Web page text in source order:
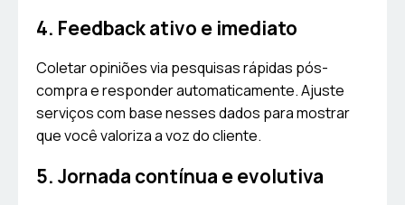
4. Feedback ativo e imediato
Coletar opiniões via pesquisas rápidas pós-
compra e responder automaticamente. Ajuste
serviços com base nesses dados para mostrar
que você valoriza a voz do cliente.
5. Jornada contínua e evolutiva